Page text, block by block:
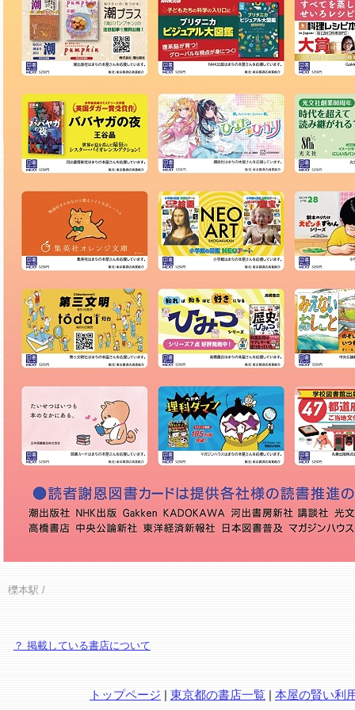
櫟本駅 /
？ 掲載している書店について
トップページ | 東京都の書店一覧 | 本屋の賢い利